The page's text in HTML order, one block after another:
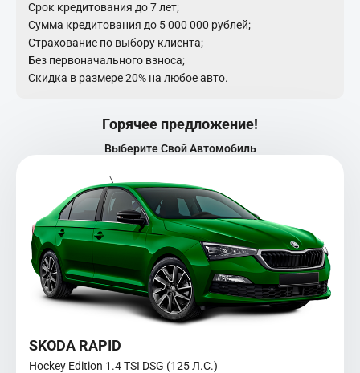
Срок кредитования до 7 лет;
Сумма кредитования до 5 000 000 рублей;
Страхование по выбору клиента;
Без первоначального взноса;
Скидка в размере 20% на любое авто.
Горячее предложение!
Выберите Свой Автомобиль
SKODA RAPID
Hockey Edition 1.4 TSI DSG (125 Л.С.)